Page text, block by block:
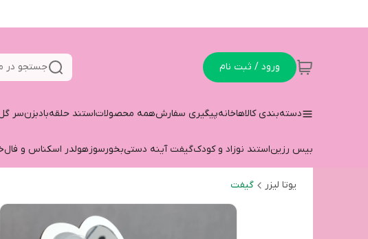
ورود / ثبت نام جستجو در
دسته‌بندی کالاهاخانهپیگیری سفارشهمه محصولاتاستند حلقهبادبزنسر
بیس رزیناستند نوزاد و کودکگیفت آینه دستیبخورسوزهولدر اسکناس و فال
یوتا لیزر گیفت